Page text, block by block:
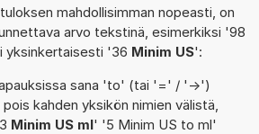
mahdollisimman nopeasti, on
arvo tekstinä, esimerkiksi '98
yksinkertaisesti '36 Minim US':
sana 'to' (tai '=' / '->')
kahden yksikön nimien välistä,
Minim US ml' '5 Minim US to ml'